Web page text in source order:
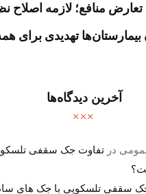
منافع؛ لازمه اصلاح
تهدیدی برای
آخرین دیدگاه‌ها
درتفاوت جک سقفی
سقفی تلسکوپی با جک های